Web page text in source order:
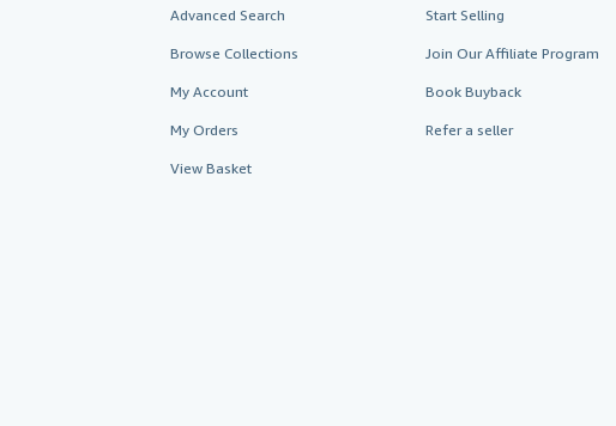
Advanced Search
Browse Collections
My Account
My Orders
View Basket
Start Selling
Join Our Affiliate Program
Book Buyback
Refer a seller